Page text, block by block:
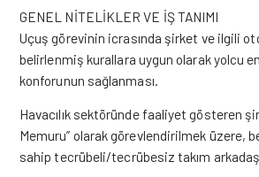
GENEL NİTELİKLER VE İŞ TANIMI
Uçuş görevinin icrasında şirket ve ilgili
belirlenmiş kurallara uygun olarak yolcu
konforunun sağlanması.
Havacılık sektöründe faaliyet gösteren
Memuru” olarak görevlendirilmek üzere,
sahip tecrübeli/tecrübesiz takım